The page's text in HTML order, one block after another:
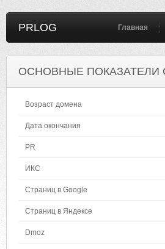
PRLOG Главная
ОСНОВНЫЕ ПОКАЗАТЕЛИ
Возраст домена
Дата окончания
PR
ИКС
Страниц в Google
Страниц в Яндексе
Dmoz